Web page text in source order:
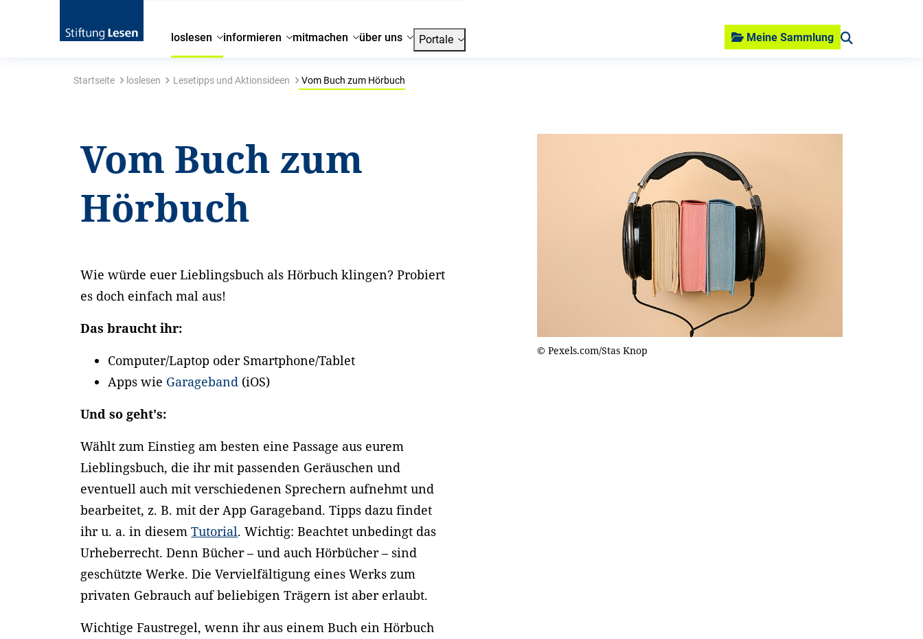
loslesen informieren mitmachen über uns Portale Meine Sammlung
Startseite loslesen Lesetipps und Aktionsideen Vom Buch zum Hörbuch
Vom Buch zum
Hörbuch
Wie würde euer Lieblingsbuch als Hörbuch klingen? Probiert
es doch einfach mal aus!
Das braucht ihr:
Computer/Laptop oder Smartphone/Tablet
Apps wie Garageband (iOS)
Und so geht's:
Wählt zum Einstieg am besten eine Passage aus eurem
Lieblingsbuch, die ihr mit passenden Geräuschen und
eventuell auch mit verschiedenen Sprechern aufnehmt und
bearbeitet, z. B. mit der App Garageband. Tipps dazu findet
ihr u. a. in diesemTutorial. Wichtig: Beachtet unbedingt das
Urheberrecht. Denn Bücher – und auch Hörbücher – sind
geschützte Werke. Die Vervielfältigung eines Werks zum
privaten Gebrauch auf beliebigen Trägern ist aber erlaubt.
Wichtige Faustregel, wenn ihr aus einem Buch ein Hörbuch
© Pexels.com/Stas Knop